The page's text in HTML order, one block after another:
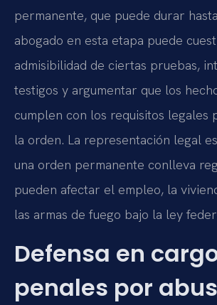
permanente, que puede durar
abogado en esta etapa puede
admisibilidad de ciertas pruebas,
testigos y argumentar que los
cumplen con los requisitos legales
la orden. La representación legal
una orden permanente conlleva
pueden afectar el empleo, la
las armas de fuego bajo la ley
Defensa en
penales por